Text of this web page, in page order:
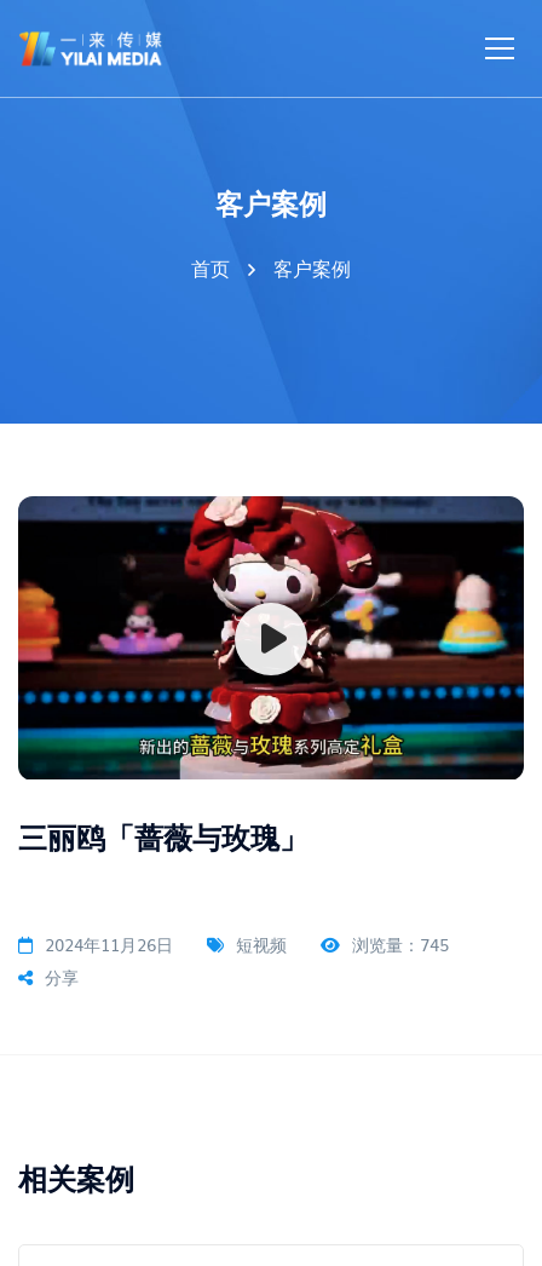
客户案例
首页 客户案例
三丽鸥「蔷薇与玫瑰」
2024年11月26日 短视频
浏览量：745
分享
相关案例